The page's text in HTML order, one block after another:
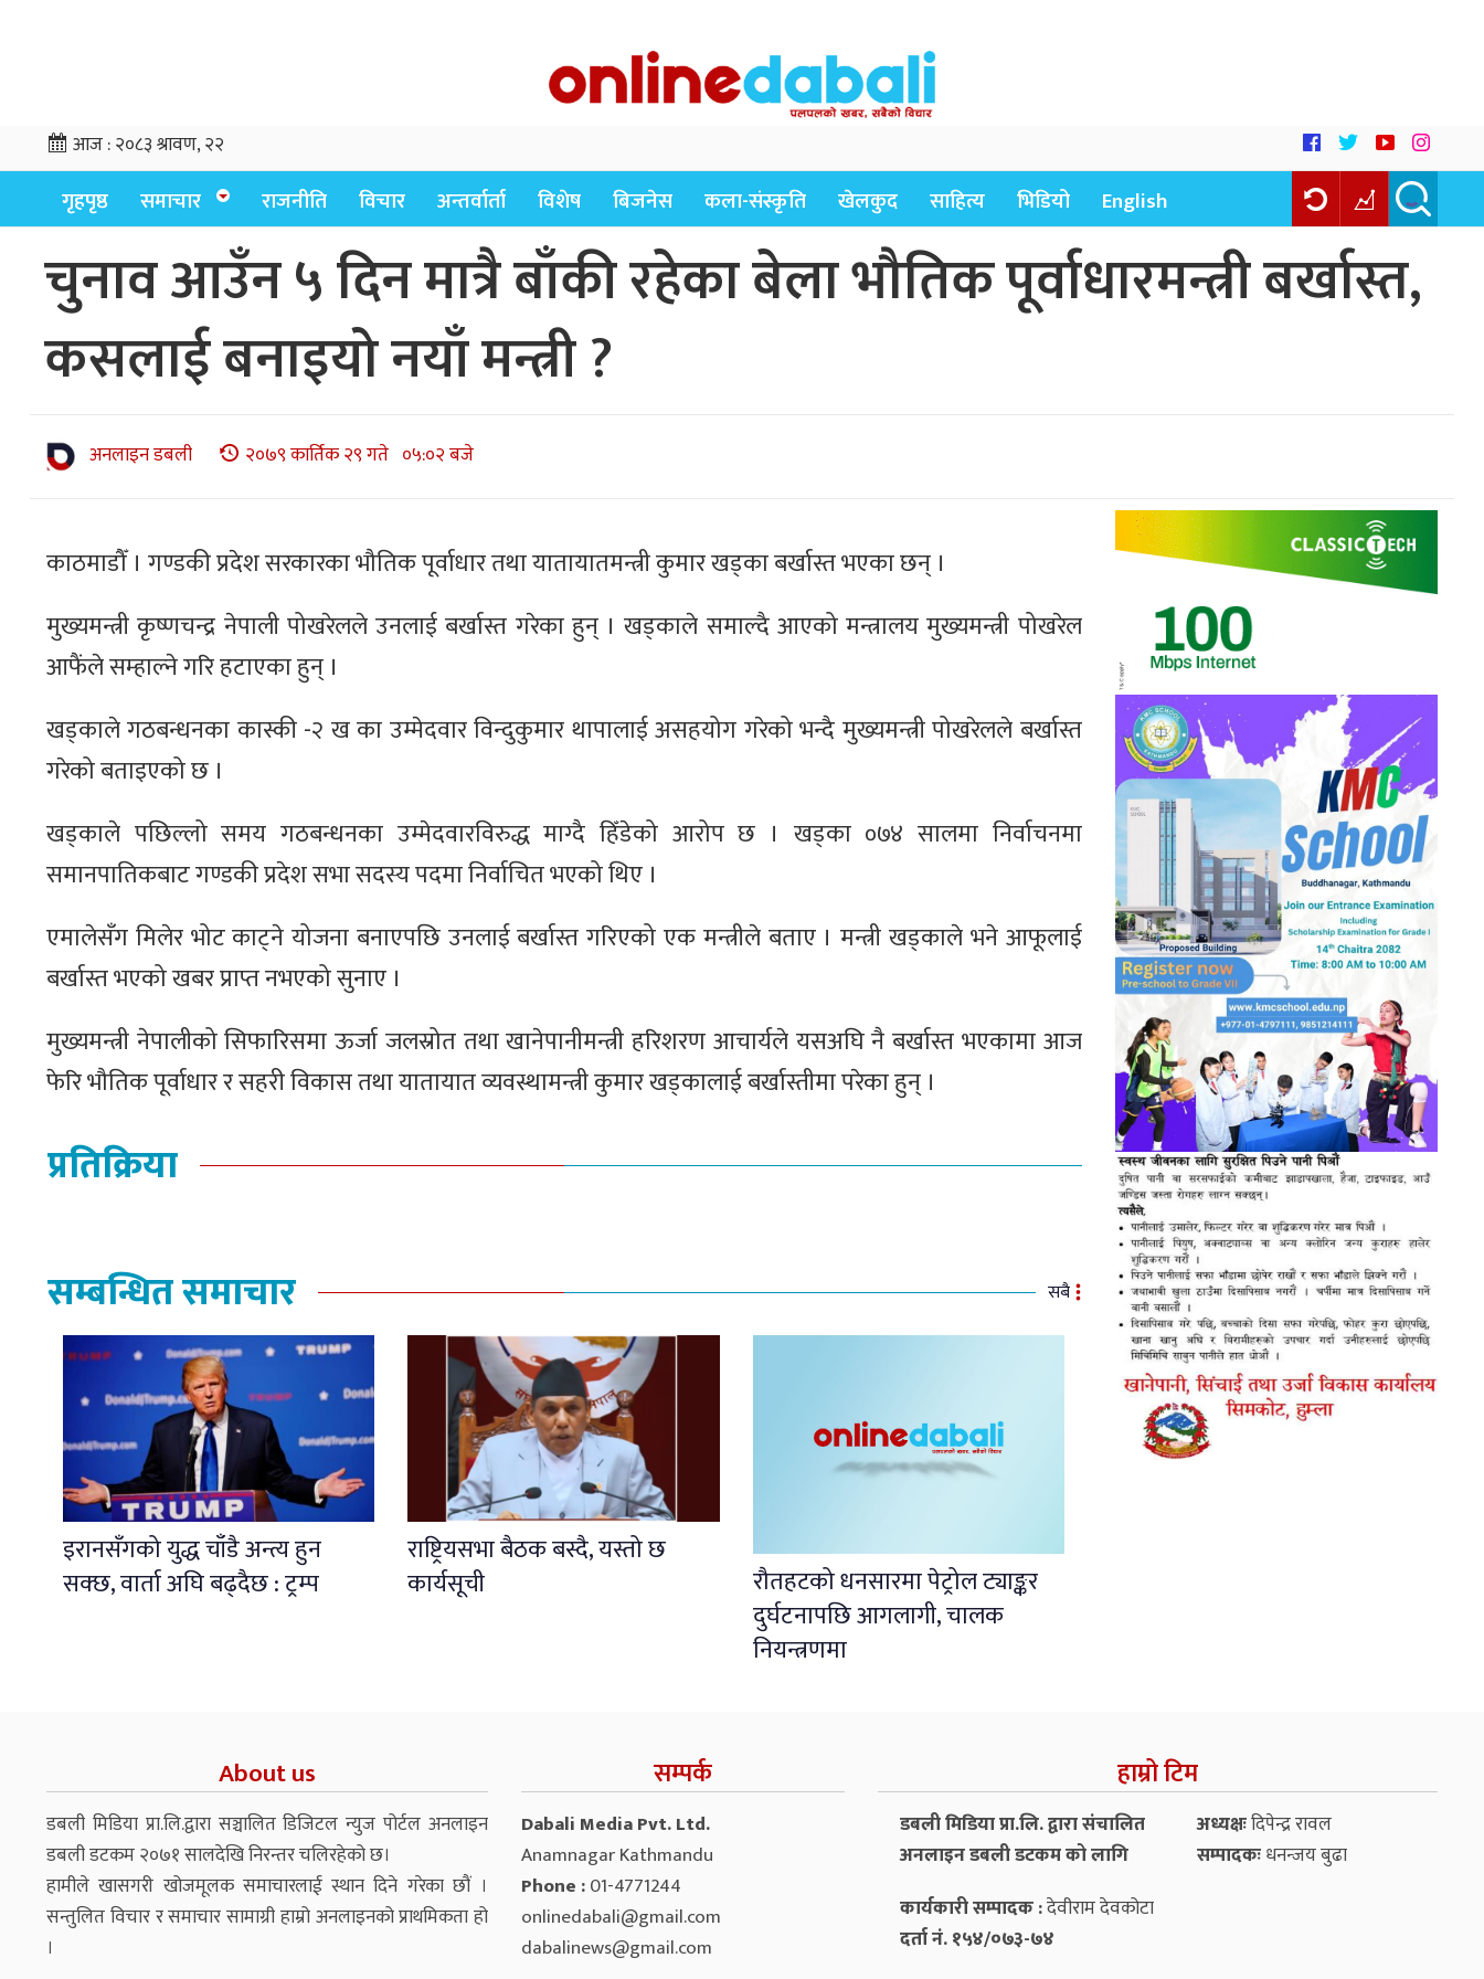
आज :२०८३ श्रावण, २२
गृहपृष्ठ समाचार राजनीति विचार अन्तर्वार्ता विशेष बिजनेस कला-संस्कृति खेलकुद साहित्य भिडियो English
चुनाव आउँन ५ दिन मात्रै बाँकी रहेका बेला भौतिक पूर्वाधारमन्त्री बर्खास्त,
कसलाई बनाइयो नयाँ मन्त्री ?
अनलाइन डबली २०७९ कार्तिक २९ गते ०५:०२ बजे
काठमाडौँ । गण्डकी प्रदेश सरकारका भौतिक पूर्वाधार तथा यातायातमन्त्री कुमार खड्का बर्खास्त भएका छन् ।
मुख्यमन्त्री कृष्णचन्द्र नेपाली पोखरेलले उनलाई बर्खास्त गरेका हुन् । खड्काले समाल्दै आएको मन्त्रालय मुख्यमन्त्री पोखरेल
आफैंले सम्हाल्ने गरि हटाएका हुन् ।
खड्काले गठबन्धनका कास्की -२ ख का उम्मेदवार विन्दुकुमार थापालाई असहयोग गरेको भन्दै मुख्यमन्त्री पोखरेलले बर्खास्त
गरेको बताइएको छ ।
खड्काले पछिल्लो समय गठबन्धनका उम्मेदवारविरुद्ध माग्दै हिँडेको आरोप छ । खड्का ०७४ सालमा निर्वाचनमा
समानपातिकबाट गण्डकी प्रदेश सभा सदस्य पदमा निर्वाचित भएको थिए ।
एमालेसँग मिलेर भोट काट्ने योजना बनाएपछि उनलाई बर्खास्त गरिएको एक मन्त्रीले बताए । मन्त्री खड्काले भने आफूलाई
बर्खास्त भएको खबर प्राप्त नभएको सुनाए ।
मुख्यमन्त्री नेपालीको सिफारिसमा ऊर्जा जलस्रोत तथा खानेपानीमन्त्री हरिशरण आचार्यले यसअघि नै बर्खास्त भएकामा आज
फेरि भौतिक पूर्वाधार र सहरी विकास तथा यातायात व्यवस्थामन्त्री कुमार खड्कालाई बर्खास्तीमा परेका हुन् ।
प्रतिक्रिया
सम्बन्धित समाचार सबै
इरानसँगको युद्ध चाँडै अन्त्य हुन
सक्छ, वार्ता अघि बढ्दैछ : ट्रम्प
राष्ट्रियसभा बैठक बस्दै, यस्तो छ
कार्यसूची
रौतहटको धनसारमा पेट्रोल ट्याङ्कर
दुर्घटनापछि आगलागी, चालक
नियन्त्रणमा
About us
डबली मिडिया प्रा.लि.द्वारा सञ्चालित डिजिटल न्युज पोर्टल अनलाइन
डबली डटकम २०७१ सालदेखि निरन्तर चलिरहेको छ।
हामीले खासगरी खोजमूलक समाचारलाई स्थान दिने गरेका छौं ।
सन्तुलित विचार र समाचार सामाग्री हाम्रो अनलाइनको प्राथमिकता हो
।
सम्पर्क
Dabali Media Pvt. Ltd.
Anamnagar Kathmandu
Phone :01-4771244
onlinedabali@gmail.com
dabalinews@gmail.com
हाम्रो टिम
डबली मिडिया प्रा.लि. द्वारा संचालित
अनलाइन डबली डटकम को लागि
अध्यक्षःदिपेन्द्र रावल
सम्पादकःधनन्‍जय बुढा
कार्यकारी सम्पादक :देवीराम देवकोटा
दर्ता नं. १५४/०७३-७४